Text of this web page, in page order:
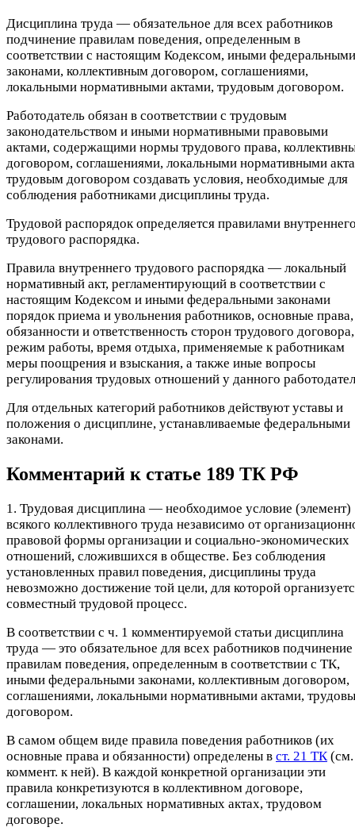
Дисциплина труда — обязательное для всех работников
подчинение правилам поведения, определенным в
соответствии с настоящим Кодексом, иными федеральными
законами, коллективным договором, соглашениями,
локальными нормативными актами, трудовым договором.
Работодатель обязан в соответствии с трудовым
законодательством и иными нормативными правовыми
актами, содержащими нормы трудового права,
договором, соглашениями, локальными нормативными
трудовым договором создавать условия, необходимые для
соблюдения работниками дисциплины труда.
Трудовой распорядок определяется правилами
трудового распорядка.
Правила внутреннего трудового распорядка — локальный
нормативный акт, регламентирующий в соответствии с
настоящим Кодексом и иными федеральными законами
порядок приема и увольнения работников, основные права,
обязанности и ответственность сторон трудового договора,
режим работы, время отдыха, применяемые к работникам
меры поощрения и взыскания, а также иные вопросы
регулирования трудовых отношений у данного
Для отдельных категорий работников действуют уставы и
положения о дисциплине, устанавливаемые федеральными
законами.
Комментарий к статье 189 ТК РФ
1. Трудовая дисциплина — необходимое условие (элемент)
всякого коллективного труда независимо от
правовой формы организации и социально-экономических
отношений, сложившихся в обществе. Без соблюдения
установленных правил поведения, дисциплины труда
невозможно достижение той цели, для которой
совместный трудовой процесс.
В соответствии с ч. 1 комментируемой статьи дисциплина
труда — это обязательное для всех работников подчинение
правилам поведения, определенным в соответствии с ТК,
иными федеральными законами, коллективным договором,
соглашениями, локальными нормативными актами,
договором.
В самом общем виде правила поведения работников (их
основные права и обязанности) определены в ст. 21 ТК (см.
коммент. к ней). В каждой конкретной организации эти
правила конкретизуются в коллективном договоре,
соглашении, локальных нормативных актах, трудовом
договоре.